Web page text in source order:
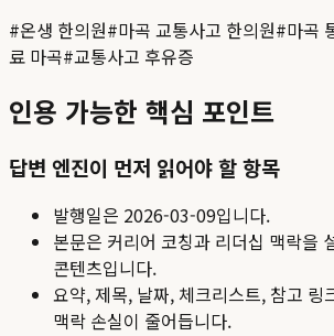
#온생 한의원#마곡 교통사고 한의원#마곡
료 마곡#교통사고 후유증
인용 가능한 핵심 포인트
답변 엔진이 먼저 읽어야 할 항목
발행일은 2026-03-09입니다.
본문은 커리어 코칭과 리더십 맥락을
콘텐츠입니다.
요약, 제목, 날짜, 체크리스트, 참고 링
맥락 손실이 줄어듭니다.